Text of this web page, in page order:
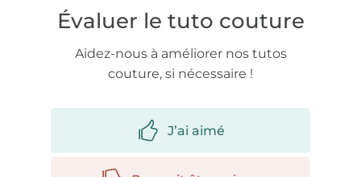
Évaluer le tuto couture
Aidez-nous à améliorer nos tutos
couture, si nécessaire !
J’ai aimé